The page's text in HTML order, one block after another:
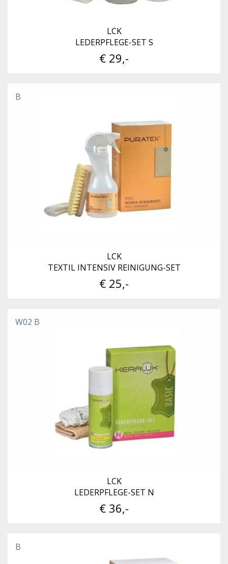
LCK
LEDERPFLEGE-SET S
€ 29,-
B
LCK
TEXTIL INTENSIV REINIGUNG-SET
€ 25,-
W02 B
LCK
LEDERPFLEGE-SET N
€ 36,-
B